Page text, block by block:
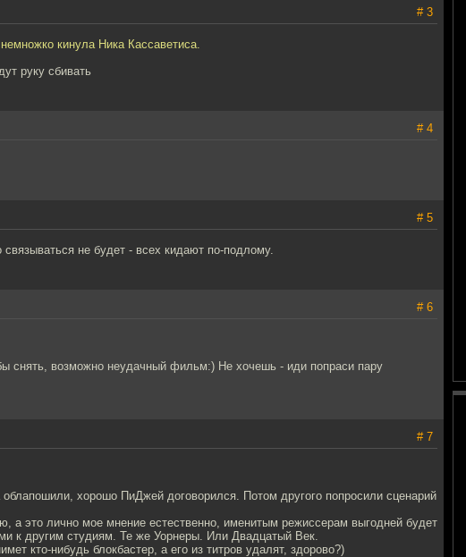
# 3
кинула Ника Кассаветиса.
руку сбивать
# 4
# 5
не будет - всех кидают по-подлому.
# 6
снять, возможно неудачный фильм:) Не хочешь - иди попраси пару
# 7
хорошо ПиДжей договорился. Потом другого попросили сценарий
а это лично мое мнение естественно, именитым режиссерам выгодней будет
к другим студиям. Те же Уорнеры. Или Двадцатый Век.
кто-нибудь блокбастер, а его из титров удалят, здорово?)